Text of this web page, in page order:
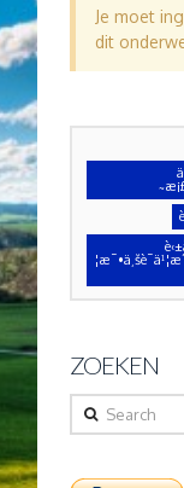
Je moet
dit
ZOEKEN
Search